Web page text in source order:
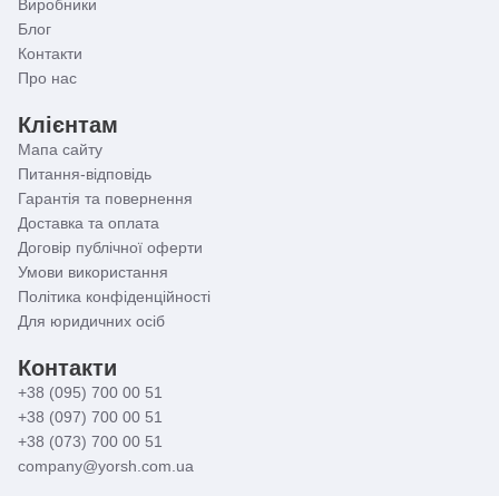
Виробники
Блог
Контакти
Про нас
Клієнтам
Мапа сайту
Питання-відповідь
Гарантія та повернення
Доставка та оплата
Договір публічної оферти
Умови використання
Політика конфіденційності
Для юридичних осіб
Контакти
+38 (095) 700 00 51
+38 (097) 700 00 51
+38 (073) 700 00 51
company@yorsh.com.ua